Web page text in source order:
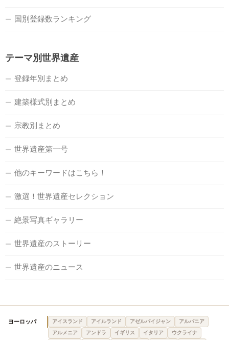
国別登録数ランキング
テーマ別世界遺産
登録年別まとめ
建築様式別まとめ
宗教別まとめ
世界遺産第一号
他のキーワードはこちら！
激選！世界遺産セレクション
絶景写真ギャラリー
世界遺産のストーリー
世界遺産のニュース
ヨーロッパ アイスランド アイルランド アゼルバイジャン
アルバニア
アルメニア
アンドラ イギリス イタリア
ウクライナ